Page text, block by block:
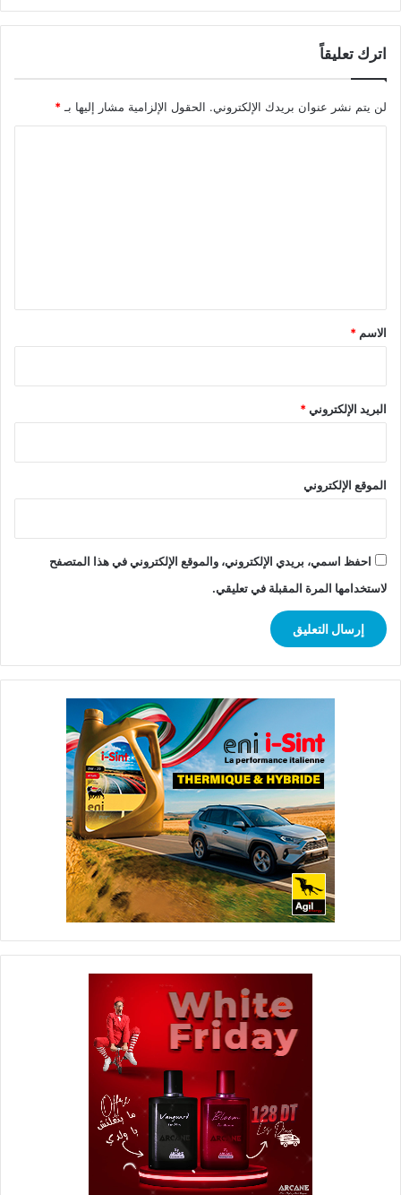
اترك تعليقاً
لن يتم نشر عنوان بريدك الإلكتروني. الحقول الإلزامية مشار إليها بـ*
*
الاسم *
البريد الإلكتروني*
الموقع الإلكتروني
احفظ اسمي، بريدي الإلكتروني، والموقع الإلكتروني في هذا المتصفح
لاستخدامها المرة المقبلة في تعليقي.